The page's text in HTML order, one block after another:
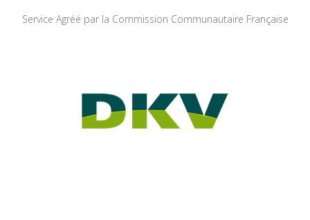
Service Agréé par la Commission Communautaire Française